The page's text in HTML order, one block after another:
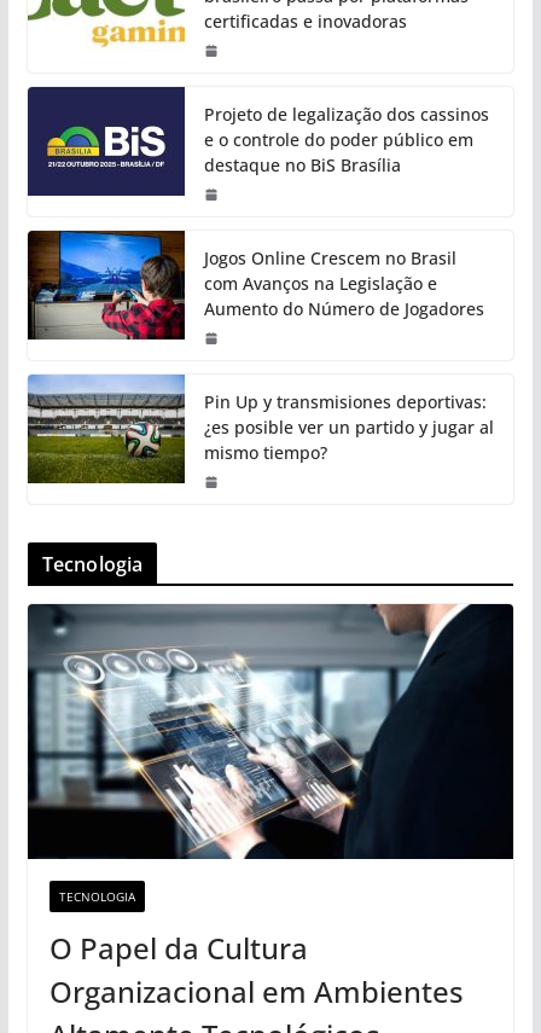
certificadas e inovadoras
Projeto de legalização dos cassinos
e o controle do poder público em
destaque no BiS Brasília
Jogos Online Crescem no Brasil
com Avanços na Legislação e
Aumento do Número de Jogadores
Pin Up y transmisiones deportivas:
¿es posible ver un partido y jugar al
mismo tiempo?
Tecnologia
TECNOLOGIA
O Papel da Cultura
Organizacional em Ambientes